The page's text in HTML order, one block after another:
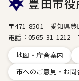
〒471-8501 愛知県豊
電話：0565-31-1212
地図・庁舎案内
市へのご意見・お問